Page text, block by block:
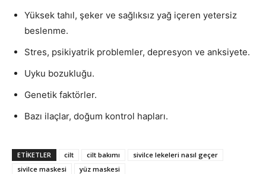
Yüksek tahıl, şeker ve sağlıksız yağ içeren yetersiz
beslenme.
Stres, psikiyatrik problemler, depresyon ve anksiyete.
Uyku bozukluğu.
Genetik faktörler.
Bazı ilaçlar, doğum kontrol hapları.
ETIKETLER cilt cilt bakımı
sivilce lekeleri nasıl geçer
sivilce maskesi
yüz maskesi